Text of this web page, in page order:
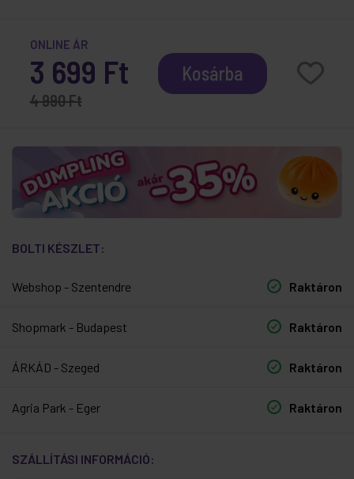
ONLINE ÁR
3 699 Ft
4 990 Ft
Kosárba
BOLTI KÉSZLET:
Webshop - Szentendre Raktáron
Shopmark - Budapest Raktáron
ÁRKÁD - Szeged Raktáron
Agria Park - Eger Raktáron
SZÁLLÍTÁSI INFORMÁCIÓ: